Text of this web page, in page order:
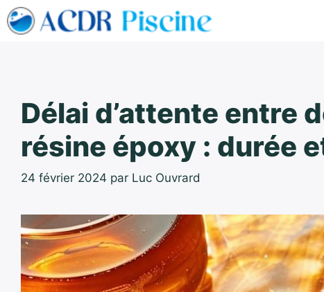
Aller
au
Délai d’attente entre
résine époxy : durée
24 février 2024 par Luc Ouvrard